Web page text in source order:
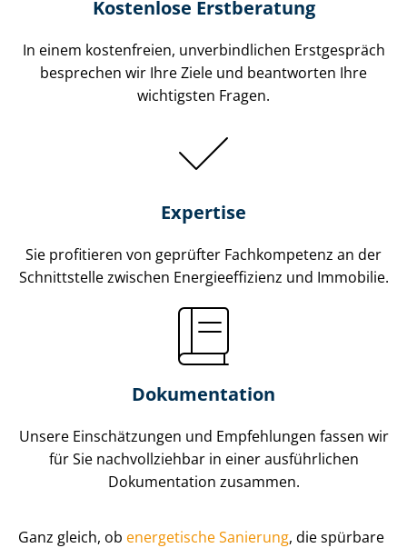
Kostenlose Erstberatung
In einem kostenfreien, unverbindlichen Erstgespräch
besprechen wir Ihre Ziele und beantworten Ihre
wichtigsten Fragen.
Expertise
Sie profitieren von geprüfter Fachkompetenz an der
Schnittstelle zwischen En­er­gie­ef­fi­zi­enz und Immobilie.
Dokumentation
Unsere Einschätzungen und Empfehlungen fassen wir
für Sie nachvollziehbar in einer ausführlichen
Dokumentation zusammen.
Ganz gleich, ob energetische Sanierung, die spürbare